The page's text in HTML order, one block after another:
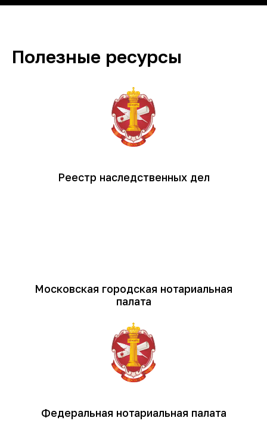
Полезные ресурсы
Реестр наследственных дел
Московская городская нотариальная
палата
Федеральная нотариальная палата